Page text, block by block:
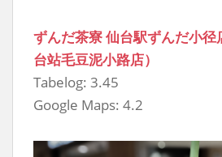
ずんだ茶寮 仙台駅ずんだ小径
台站毛豆泥小路店）
Tabelog: 3.45
Google Maps: 4.2